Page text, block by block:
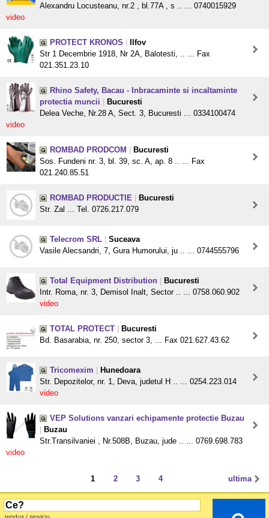
Alexandru Locusteanu, nr.2 , bl.77A , s .. ... 0740015929
video
PROTECT KRONOS
Ilfov
Str 1 Decembrie 1918, Nr 2A, Balotesti, .. ... Fax
021.351.23.10
Rhino Safety, Bacau - Inbracaminte si incaltaminte
protectia muncii
Bucuresti
Delea Veche, Nr.28 A, Sect. 3, Bucuresti ... 0334100474
video
ROMBAD PRODCOM
Bucuresti
Sos. Fundeni nr. 3, bl. 39, sc. A, ap. 8 .. ... Fax
021.240.85.51
ROMBAD PRODUCTIE
Bucuresti
Str. Zal ... Tel. 0726.217.079
Telecrom SRL
Suceava
Vasile Alecsandri, 7, Gura Humorului, ju .. ... 0744555796
Total Equipment Distribution
Bucuresti
Intr. Roma, nr. 3, Demisol Inalt, Sector .. ... 0758.060.902
video
TOTAL PROTECT
Bucuresti
Bd. Basarabia, nr. 250, sector 3, ... Fax 021.627.43.62
Tricomexim
Hunedoara
Str. Depozitelor, nr. 1, Deva, judetul H .. ... 0254.223.014
video
VEP Solutions vanzari echipamente protectie Buzau
Buzau
Str.Transilvaniei , Nr.508B, Buzau, jude .. ... 0769.698.783
video
ultima
1 2 3 4